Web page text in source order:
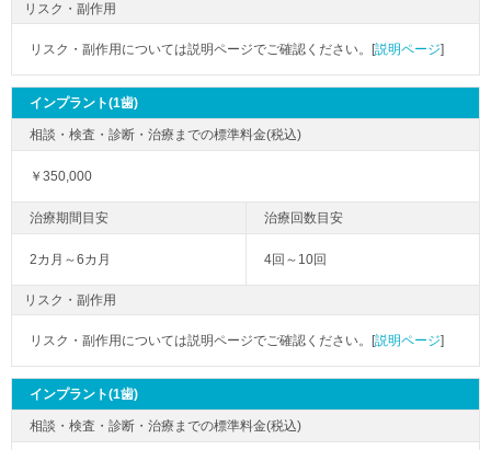
リスク・副作用
リスク・副作用については説明ページでご確認ください。[説明ページ]
インプラント(1歯)
￥350,000
2カ月～6カ月 4回～10回
リスク・副作用
リスク・副作用については説明ページでご確認ください。[説明ページ]
インプラント(1歯)